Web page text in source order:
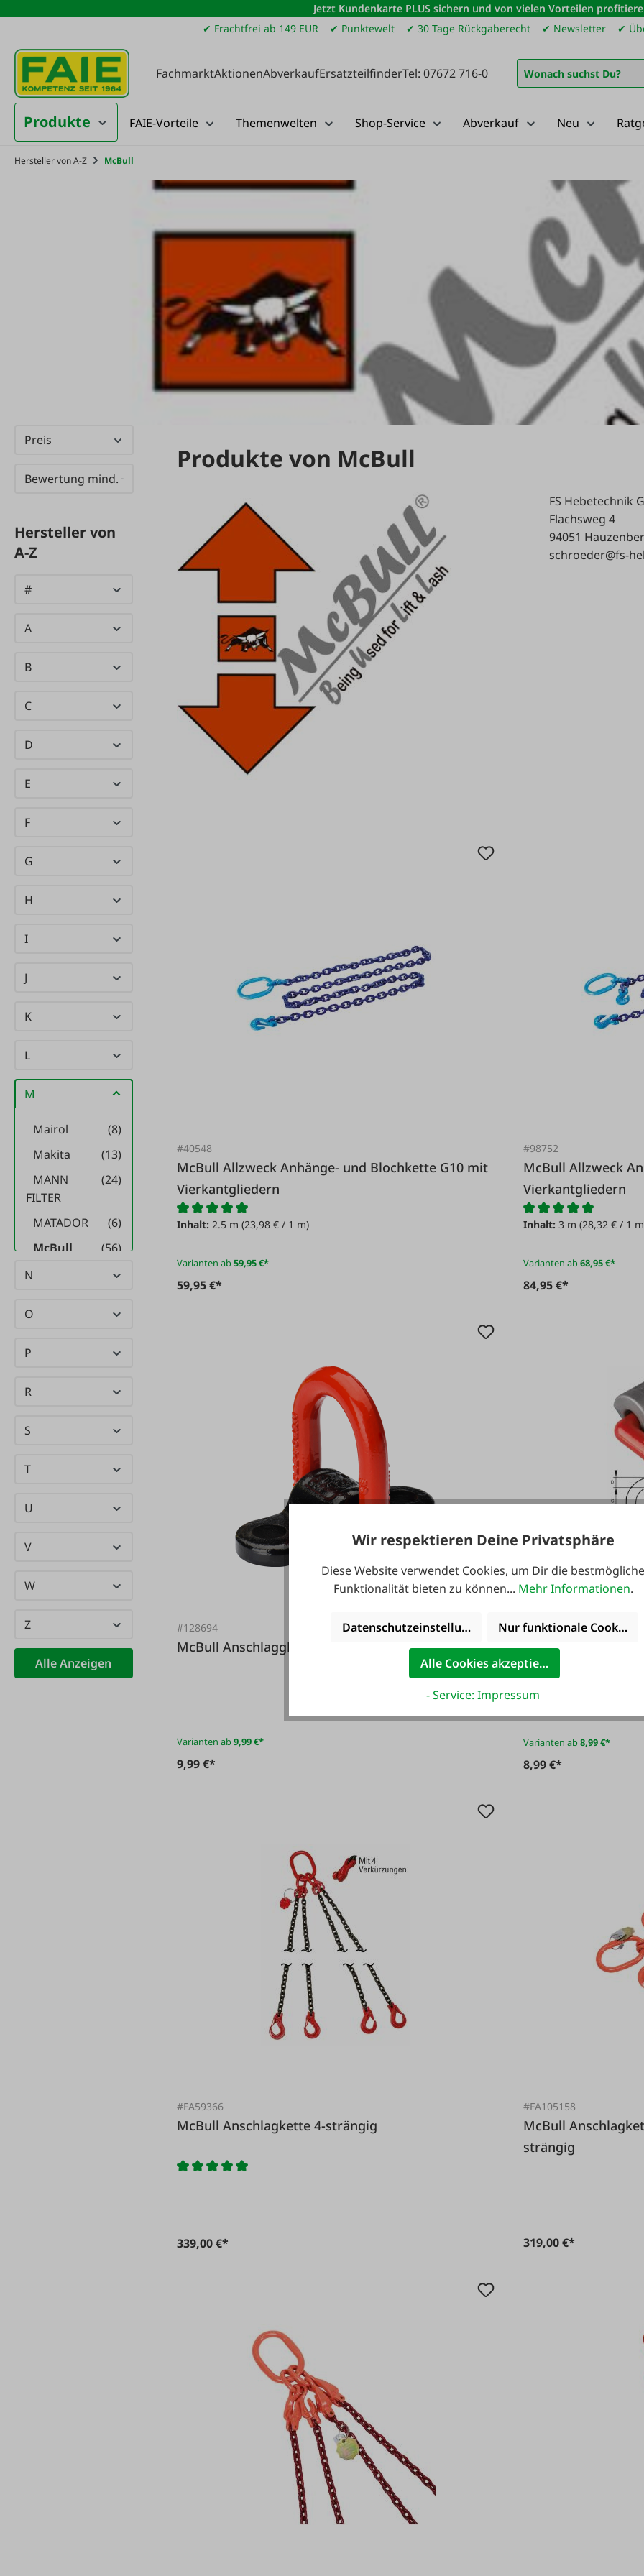
Hauptinhalt springen
Zur Suche springen
Zur Hauptnavigation springen
Jetzt Kundenkarte PLUS sichern und von vielen Vorteilen
✔ Frachtfrei ab 149 EUR
✔ Punktewelt ✔ 30 Tage Rückgaberecht ✔ Newsletter ✔
FachmarktAktionenAbverkaufErsatzteilfinderTel: 07672 716-0
Produkte FAIE-Vorteile Themenwelten Shop-Service Abverkauf Neu
Hersteller von A-Z McBull
Preis
Bewertung mind.
Hersteller von
A-Z
#
A
B
C
D
E
F
G
H
I
J
K
L
M
(8)
Mairol
(13)
Makita
(24)
MANN
FILTER
(6)
MATADOR
(56)
McBull
(18)
Success
(15)
(2)
N
O
P
R
S
T
U
V
W
Z
Alle Anzeigen
Produkte von McBull
FS Hebetechnik
Flachsweg 4
94051
schroeder@fs-
#40548
McBull Allzweck Anhänge- und Blochkette G10 mit
Vierkantgliedern
Inhalt:2.5 m(23,98 € / 1 m)
Varianten ab59,95 €*
59,95 €*
#98752
McBull Allzweck Anhänge- und Blochkette G10 mit
Vierkantgliedern
Inhalt: 3 m (28,32 € / 1
Varianten ab68,95 €*
84,95 €*
#128694
McBull Anschlagglied schraubbar
Varianten ab9,99 €*
9,99 €*
#58090
Varianten ab8,99 €*
8,99 €*
#FA59366
McBull Anschlagkette 4-strängig
339,00 €*
#FA105158
McBull Anschlagkette G10 mit H-Stempel, 2
strängig
319,00 €*
Wir respektieren Deine Privatsphäre
Diese Website verwendet Cookies, um Dir die bestmögliche
Funktionalität bieten zu können... Mehr Informationen.
Datenschutzeinstellungen Nur funktionale Cookies
Alle Cookies akzeptieren
- Service: Impressum